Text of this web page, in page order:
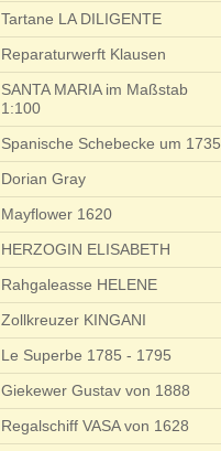
Tartane LA DILIGENTE
Reparaturwerft Klausen
SANTA MARIA im Maßstab
1:100
Spanische Schebecke um 1735
Dorian Gray
Mayflower 1620
HERZOGIN ELISABETH
Rahgaleasse HELENE
Zollkreuzer KINGANI
Le Superbe 1785 - 1795
Giekewer Gustav von 1888
Regalschiff VASA von 1628